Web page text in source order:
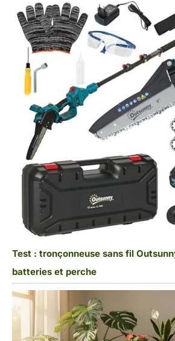
Test : tronçonneuse sans fil
batteries et perche